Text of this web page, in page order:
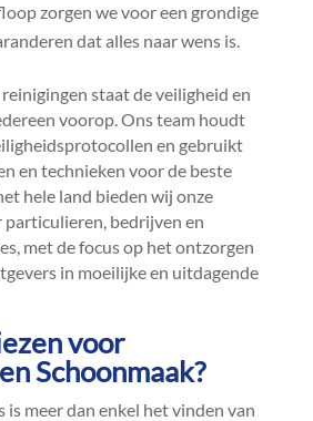
zorgen we voor een grondige
dat alles naar wens is.​
staat de veiligheid en
voorop.​ Ons team houdt
en gebruikt
en technieken voor de beste
hele land bieden wij onze
particulieren, bedrijven en
met de focus op het ontzorgen
in moeilijke en uitdagende
voor
Schoonmaak?
is meer dan enkel het vinden van